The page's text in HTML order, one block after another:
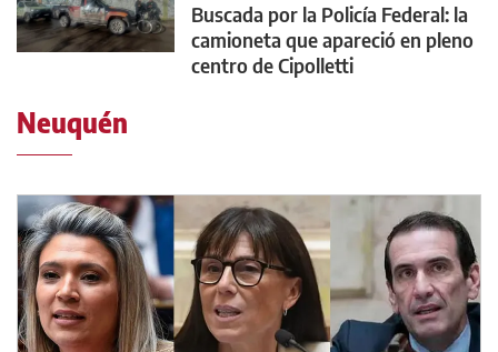
Buscada por la Policía Federal: la
camioneta que apareció en pleno
centro de Cipolletti
Neuquén